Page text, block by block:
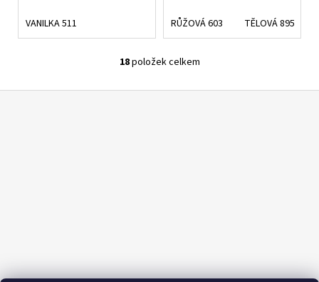
VANILKA 511 RŮŽOVÁ 603 TĚLOVÁ 895
O
v
18položek celkem